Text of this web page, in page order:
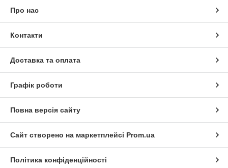
Про нас
Контакти
Доставка та оплата
Графік роботи
Повна версія сайту
Сайт створено на маркетплейсі Prom.ua
Політика конфіденційності